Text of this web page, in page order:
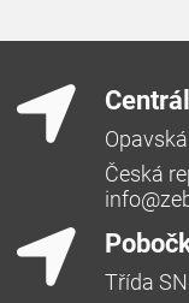
Česká
Třída